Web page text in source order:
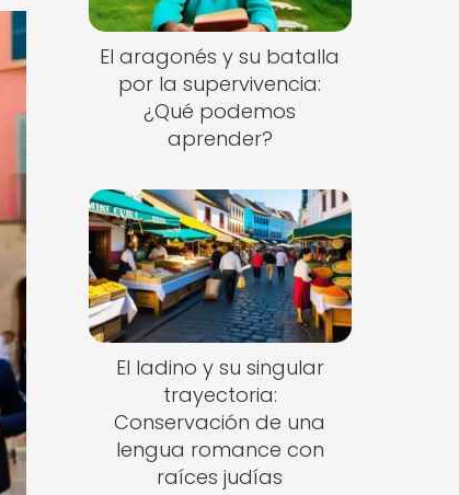
El aragonés y su batalla
por la supervivencia:
¿Qué podemos
aprender?
El ladino y su singular
trayectoria:
Conservación de una
lengua romance con
raíces judías